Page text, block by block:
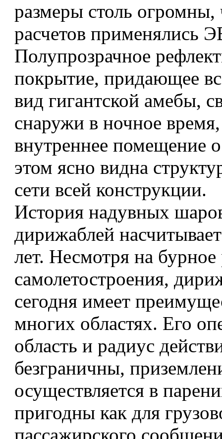
размеры столь огромны,
расчетов применялись
Полупрозрачное
покрытие, придающее
вид гигантской амебы,
снаружи в ночное время,
внутреннее помещение
этом ясно видна
сети всей конструкции.
История надувных
дирижаблей
лет. Несмотря на бурное
самолетостроения,
сегодня имеет
многих областях. Его
область и радиус
безграничны,
осуществляется в
пригодны как для